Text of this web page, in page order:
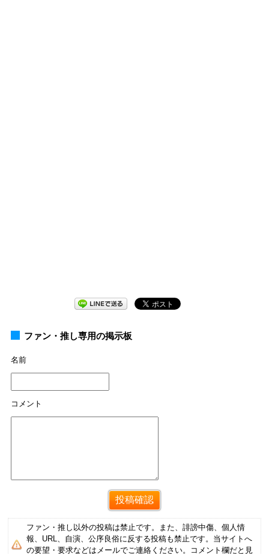
ファン・推し専用の掲示板
名前
コメント
ファン・推し以外の投稿は禁止です。また、誹謗中傷、個人情
報、URL、自演、公序良俗に反する投稿も禁止です。当サイトへ
の要望・要求などはメールでご連絡ください。コメント欄だと見